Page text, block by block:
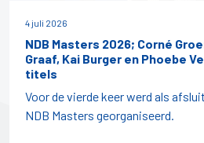
4 juli 2026
NDB Masters 2026; Corné
Graaf, Kai Burger en Phoebe
titels
Voor de vierde keer werd als
NDB Masters georganiseerd.